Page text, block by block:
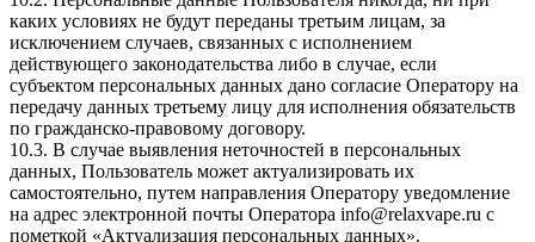
каких условиях не будут переданы третьим лицам, за
исключением случаев, связанных с исполнением
действующего законодательства либо в случае, если
субъектом персональных данных дано согласие Оператору на
передачу данных третьему лицу для исполнения обязательств
по гражданско-правовому договору.
10.3. В случае выявления неточностей в персональных
данных, Пользователь может актуализировать их
самостоятельно, путем направления Оператору уведомление
на адрес электронной почты Оператора info@relaxvape.ru с
пометкой «Актуализация персональных данных».